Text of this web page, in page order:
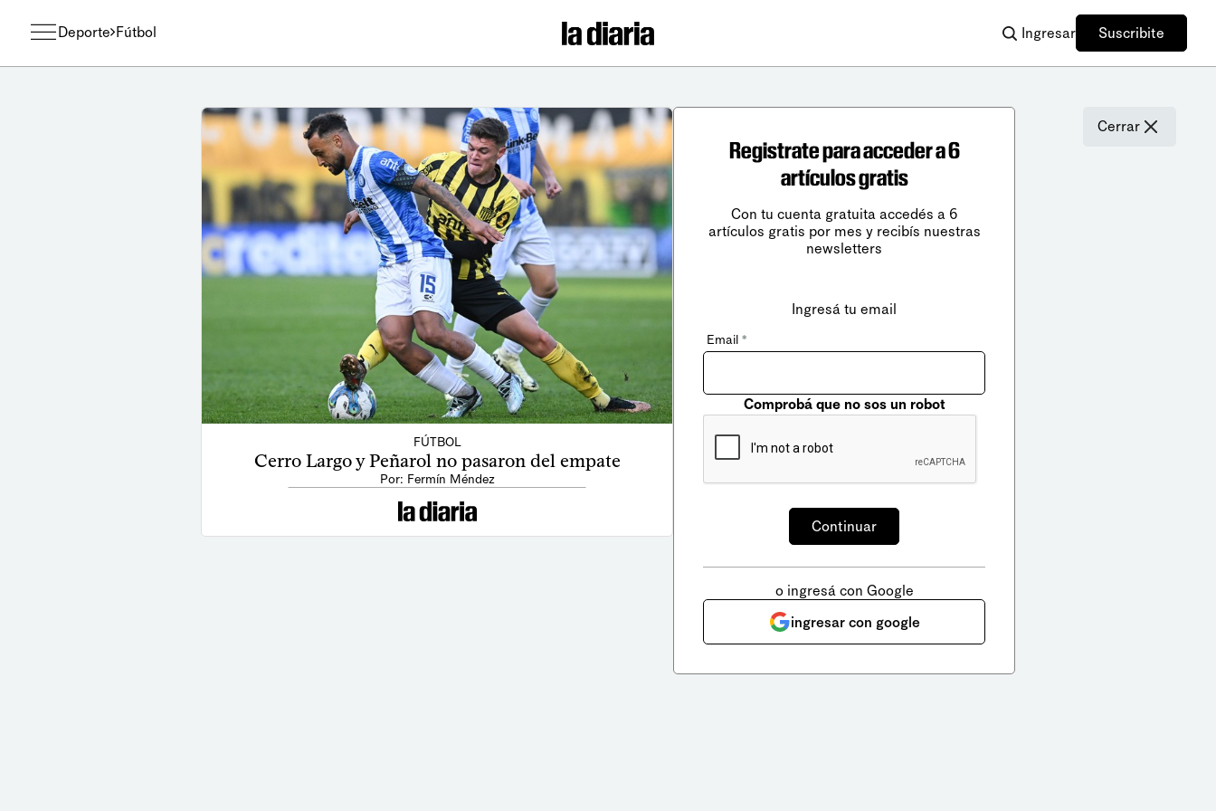
Deporte Fútbol Ingresar Suscribite
FÚTBOL
Cerro Largo y Peñarol no pasaron del empate
Por: Fermín Méndez
Cerrar
Registrate para acceder a 6
artículos gratis
Con tu cuenta gratuita accedés a 6
artículos gratis por mes y recibís nuestras
newsletters
Ingresá tu email
Email *
Comprobá que no sos un robot
o ingresá con Google
ingresar con google